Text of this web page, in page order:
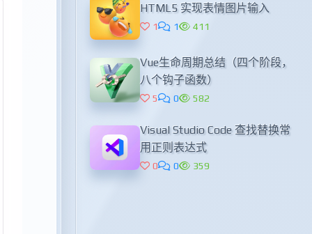
HTML5 实现表情图片输入
1 1 411
Vue生命周期总结（四个阶段，
八个钩子函数）
5 0 582
Visual Studio Code 查找替换常
用正则表达式
0 0 359